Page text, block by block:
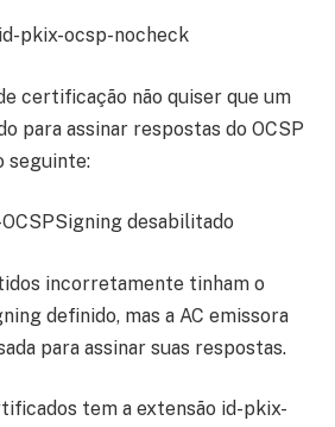
pkix-ocsp-nocheck
certificação não quiser que um
para assinar respostas do OCSP
seguinte:
desabilitado
incorretamente tinham o
definido, mas a AC emissora
para assinar suas respostas.
tem a extensão id-pkix-